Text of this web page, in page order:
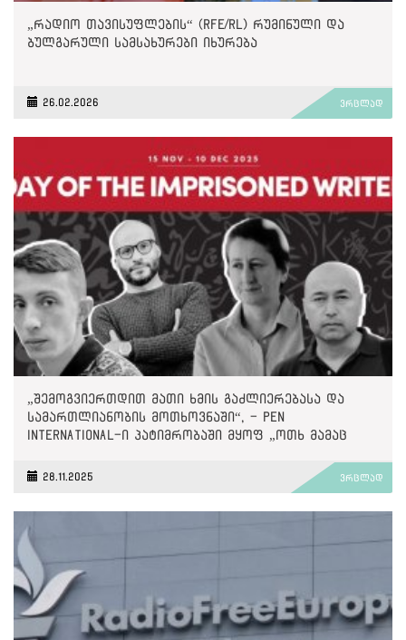
„რადიო თავისუფლების“ (RFE/RL) რუმინული და
ბულგარული სამსახურები იხურება
26.02.2026 ვრცლად
„შემოგვიერთდით მათი ხმის გაძლიერებასა და
სამართლიანობის მოთხოვნაში“, - PEN
International-ი პატიმრობაში მყოფ „ოთხ მამაც
28.11.2025 ვრცლად